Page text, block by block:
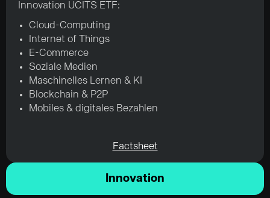
Innovation UCITS ETF:
Cloud-Computing
Internet of Things
E-Commerce
Soziale Medien
Maschinelles Lernen & KI
Blockchain & P2P
Mobiles & digitales Bezahlen
Factsheet
Innovation